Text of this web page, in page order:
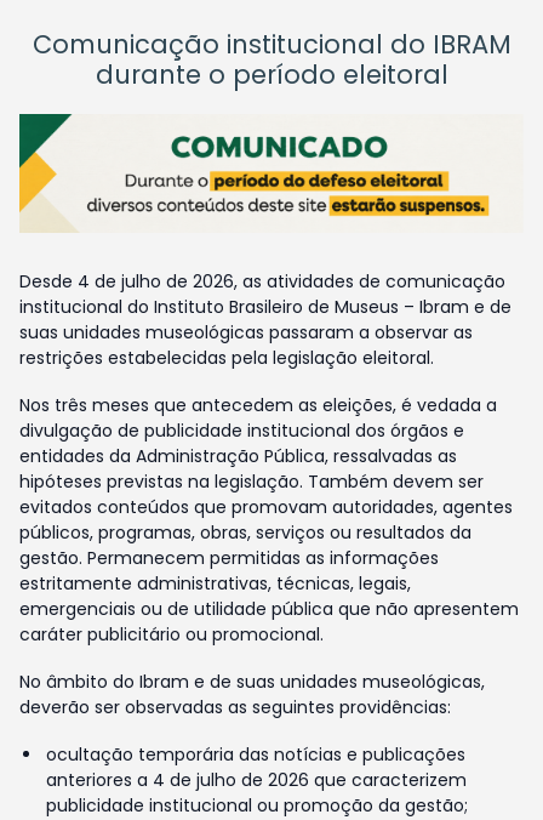
Comunicação institucional do IBRAM
durante o período eleitoral
Desde 4 de julho de 2026, as atividades de comunicação
institucional do Instituto Brasileiro de Museus – Ibram e de
suas unidades museológicas passaram a observar as
restrições estabelecidas pela legislação eleitoral.
Nos três meses que antecedem as eleições, é vedada a
divulgação de publicidade institucional dos órgãos e
entidades da Administração Pública, ressalvadas as
hipóteses previstas na legislação. Também devem ser
evitados conteúdos que promovam autoridades, agentes
públicos, programas, obras, serviços ou resultados da
gestão. Permanecem permitidas as informações
estritamente administrativas, técnicas, legais,
emergenciais ou de utilidade pública que não apresentem
caráter publicitário ou promocional.
No âmbito do Ibram e de suas unidades museológicas,
deverão ser observadas as seguintes providências:
ocultação temporária das notícias e publicações
anteriores a 4 de julho de 2026 que caracterizem
publicidade institucional ou promoção da gestão;